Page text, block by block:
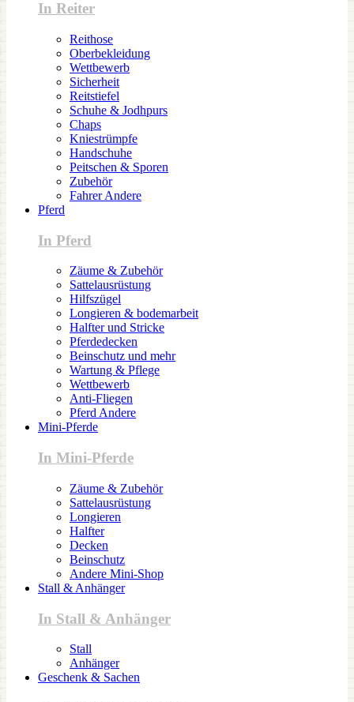
In Reiter
Reithose
Oberbekleidung
Wettbewerb
Sicherheit
Reitstiefel
Schuhe & Jodhpurs
Chaps
Kniestrümpfe
Handschuhe
Peitschen & Sporen
Zubehör
Fahrer Andere
Pferd
In Pferd
Zäume & Zubehör
Sattelausrüstung
Hilfszügel
Longieren & bodemarbeit
Halfter und Stricke
Pferdedecken
Beinschutz und mehr
Wartung & Pflege
Wettbewerb
Anti-Fliegen
Pferd Andere
Mini-Pferde
In Mini-Pferde
Zäume & Zubehör
Sattelausrüstung
Longieren
Halfter
Decken
Beinschutz
Andere Mini-Shop
Stall & Anhänger
In Stall & Anhänger
Stall
Anhänger
Geschenk & Sachen